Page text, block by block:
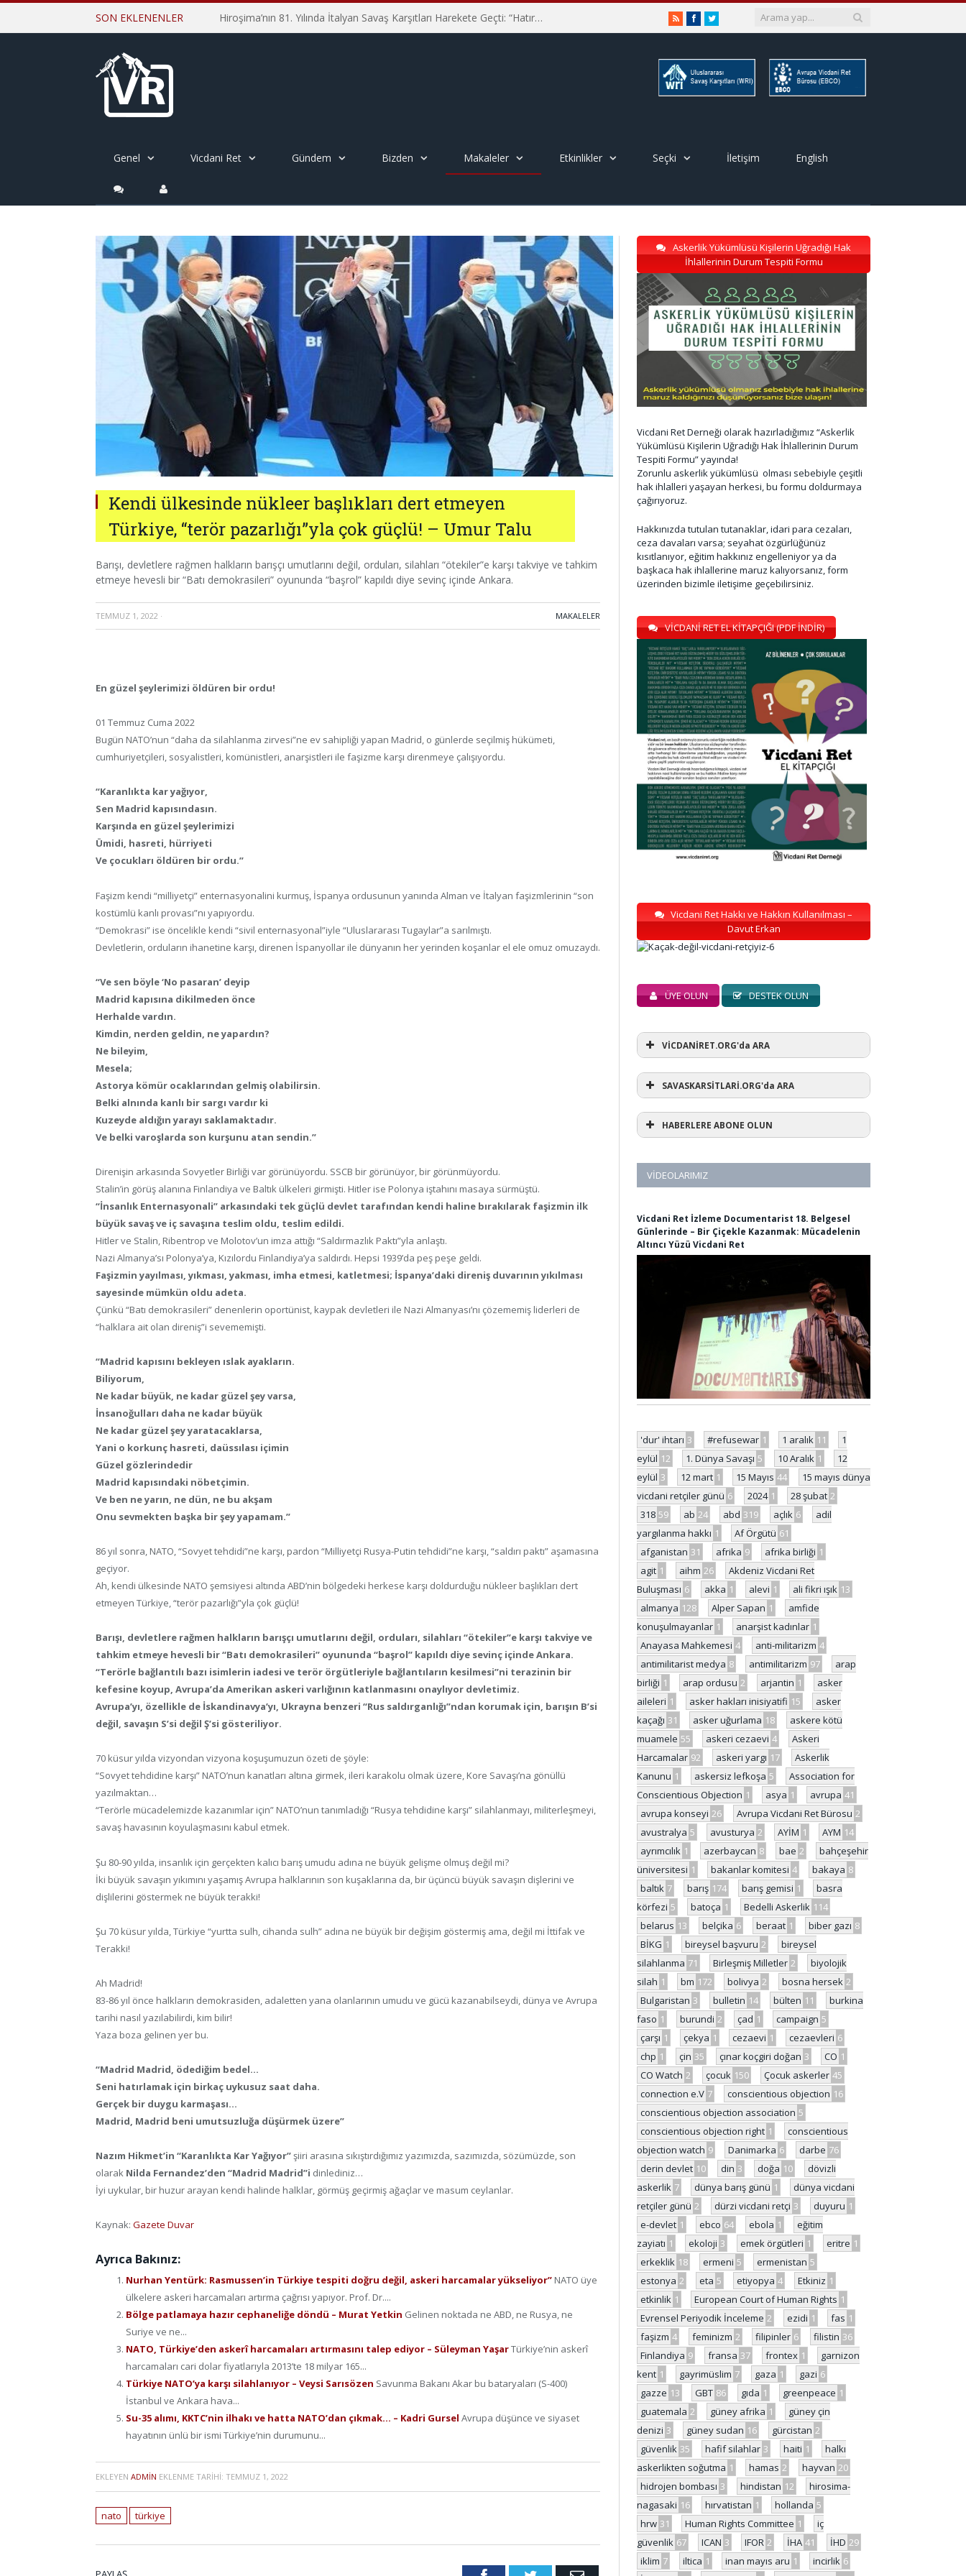
SON EKLENENLER Hiroşima’nın 81. Yılında İtalyan Savaş Karşıtları Harekete Geçti: “Hatırlamak yeterli değil” RSSFacebookTwitter
Genel Vicdani Ret Gündem Bizden Makaleler Etkinlikler Seçki İletişim English
Kendi ülkesinde nükleer başlıkları dert etmeyen
Türkiye, “terör pazarlığı”yla çok güçlü! – Umur Talu
Barışı, devletlere rağmen halkların barışçı umutlarını değil, orduları, silahları “ötekiler”e karşı takviye ve tahkim
etmeye hevesli bir “Batı demokrasileri” oyununda “başrol” kapıldı diye sevinç içinde Ankara.
TEMMUZ 1, 2022 · MAKALELER
En güzel şeylerimizi öldüren bir ordu!
01 Temmuz Cuma 2022
Bugün NATO’nun “daha da silahlanma zirvesi”ne ev sahipliği yapan Madrid, o günlerde seçilmiş hükümeti,
cumhuriyetçileri, sosyalistleri, komünistleri, anarşistleri ile faşizme karşı direnmeye çalışıyordu.
“Karanlıkta kar yağıyor,
Sen Madrid kapısındasın.
Karşında en güzel şeylerimizi
Ümidi, hasreti, hürriyeti
Ve çocukları öldüren bir ordu.”
Faşizm kendi “milliyetçi” enternasyonalini kurmuş, İspanya ordusunun yanında Alman ve İtalyan faşizmlerinin “son
kostümlü kanlı provası”nı yapıyordu.
“Demokrasi” ise öncelikle kendi “sivil enternasyonal”iyle “Uluslararası Tugaylar”a sarılmıştı.
Devletlerin, orduların ihanetine karşı, direnen İspanyollar ile dünyanın her yerinden koşanlar el ele omuz omuzaydı.
“Ve sen böyle ‘No pasaran’ deyip
Madrid kapısına dikilmeden önce
Herhalde vardın.
Kimdin, nerden geldin, ne yapardın?
Ne bileyim,
Mesela;
Astorya kömür ocaklarından gelmiş olabilirsin.
Belki alnında kanlı bir sargı vardır ki
Kuzeyde aldığın yarayı saklamaktadır.
Ve belki varoşlarda son kurşunu atan sendin.”
Direnişin arkasında Sovyetler Birliği var görünüyordu. SSCB bir görünüyor, bir görünmüyordu.
Stalin’in görüş alanına Finlandiya ve Baltık ülkeleri girmişti. Hitler ise Polonya iştahını masaya sürmüştü.
“İnsanlık Enternasyonali” arkasındaki tek güçlü devlet tarafından kendi haline bırakılarak faşizmin ilk
büyük savaş ve iç savaşına teslim oldu, teslim edildi.
Hitler ve Stalin, Ribentrop ve Molotov’un imza attığı “Saldırmazlık Paktı”yla anlaştı.
Nazi Almanya’sı Polonya’ya, Kızılordu Finlandiya’ya saldırdı. Hepsi 1939’da peş peşe geldi.
Faşizmin yayılması, yıkması, yakması, imha etmesi, katletmesi; İspanya’daki direniş duvarının yıkılması
sayesinde mümkün oldu adeta.
Çünkü “Batı demokrasileri” denenlerin oportünist, kaypak devletleri ile Nazi Almanyası’nı çözememiş liderleri de
“halklara ait olan direniş”i sevememişti.
“Madrid kapısını bekleyen ıslak ayakların.
Biliyorum,
Ne kadar büyük, ne kadar güzel şey varsa,
İnsanoğulları daha ne kadar büyük
Ne kadar güzel şey yaratacaklarsa,
Yani o korkunç hasreti, daüssılası içimin
Güzel gözlerindedir
Madrid kapısındaki nöbetçimin.
Ve ben ne yarın, ne dün, ne bu akşam
Onu sevmekten başka bir şey yapamam.”
86 yıl sonra, NATO, “Sovyet tehdidi”ne karşı, pardon “Milliyetçi Rusya-Putin tehdidi”ne karşı, “saldırı paktı” aşamasına
geçiyor.
Ah, kendi ülkesinde NATO şemsiyesi altında ABD’nin bölgedeki herkese karşı doldurduğu nükleer başlıkları dert
etmeyen Türkiye, “terör pazarlığı”yla çok güçlü!
Barışı, devletlere rağmen halkların barışçı umutlarını değil, orduları, silahları “ötekiler”e karşı takviye ve
tahkim etmeye hevesli bir “Batı demokrasileri” oyununda “başrol” kapıldı diye sevinç içinde Ankara.
“Terörle bağlantılı bazı isimlerin iadesi ve terör örgütleriyle bağlantıların kesilmesi”ni terazinin bir
kefesine koyup, Avrupa’da Amerikan askeri varlığının katlanmasını onaylıyor devletimiz.
Avrupa’yı, özellikle de İskandinavya’yı, Ukrayna benzeri “Rus saldırganlığı”ndan korumak için, barışın B’si
değil, savaşın S’si değil Ş’si gösteriliyor.
70 küsur yılda vizyondan vizyona koşuşumuzun özeti de şöyle:
“Sovyet tehdidine karşı” NATO’nun kanatları altına girmek, ileri karakolu olmak üzere, Kore Savaşı’na gönüllü
yazılmaktan…
“Terörle mücadelemizde kazanımlar için” NATO’nun tanımladığı “Rusya tehdidine karşı” silahlanmayı, militerleşmeyi,
savaş havasının koyulaşmasını kabul etmek.
Şu 80-90 yılda, insanlık için gerçekten kalıcı barış umudu adına ne büyük gelişme olmuş değil mi?
İki büyük savaşın yıkımını yaşamış Avrupa halklarının son kuşaklarına da, bir üçüncü büyük savaşın dişlerini ve
dişlilerini göstermek ne büyük terakki!
Şu 70 küsur yılda, Türkiye “yurtta sulh, cihanda sulh” adına ne büyük bir değişim göstermiş ama, değil mi İttifak ve
Terakki!
Ah Madrid!
83-86 yıl önce halkların demokrasiden, adaletten yana olanlarının umudu ve gücü kazanabilseydi, dünya ve Avrupa
tarihi nasıl yazılabilirdi, kim bilir!
Yaza boza gelinen yer bu.
“Madrid Madrid, ödediğim bedel…
Seni hatırlamak için birkaç uykusuz saat daha.
Gerçek bir duygu karmaşası…
Madrid, Madrid beni umutsuzluğa düşürmek üzere”
Nazım Hikmet’in “Karanlıkta Kar Yağıyor”şiiri arasına sıkıştırdığımız yazımızda, sazımızda, sözümüzde, son
olarak Nilda Fernandez’den “Madrid Madrid”i dinlediniz…
İyi uykular, bir huzur arayan kendi halinde halklar, görmüş geçirmiş ağaçlar ve masum ceylanlar.
Kaynak: Gazete Duvar
Ayrıca Bakınız:
Nurhan Yentürk: Rasmussen’in Türkiye tespiti doğru değil, askeri harcamalar yükseliyor” NATO üye
ülkelere askeri harcamaları artırma çağrısı yapıyor. Prof. Dr....
Bölge patlamaya hazır cephaneliğe döndü – Murat Yetkin Gelinen noktada ne ABD, ne Rusya, ne
Suriye ve ne...
NATO, Türkiye’den askerî harcamaları artırmasını talep ediyor – Süleyman YaşarTürkiye’nin askerî
harcamaları cari dolar fiyatlarıyla 2013’te 18 milyar 165...
Türkiye NATO’ya karşı silahlanıyor – Veysi Sarısözen Savunma Bakanı Akar bu bataryaları (S-400)
İstanbul ve Ankara hava...
Su-35 alımı, KKTC’nin ilhakı ve hatta NATO’dan çıkmak… – Kadri Gursel Avrupa düşünce ve siyaset
hayatının ünlü bir ismi Türkiye’nin durumunu...
EKLEYEN ADMIN EKLENME TARIHI: TEMMUZ 1, 2022
nato türkiye
Askerlik Yükümlüsü Kişilerin Uğradığı Hak
İhlallerinin Durum Tespiti Formu
Vicdani Ret Derneği olarak hazırladığımız “Askerlik
Yükümlüsü Kişilerin Uğradığı Hak İhlallerinin Durum
Tespiti Formu” yayında!
Zorunlu askerlik yükümlüsü olması sebebiyle çeşitli
hak ihlalleri yaşayan herkesi, bu formu doldurmaya
çağırıyoruz.
Hakkınızda tutulan tutanaklar, idari para cezaları,
ceza davaları varsa; seyahat özgürlüğünüz
kısıtlanıyor, eğitim hakkınız engelleniyor ya da
başkaca hak ihlallerine maruz kalıyorsanız, form
üzerinden bizimle iletişime geçebilirsiniz.
VİCDANİ RET EL KİTAPÇIĞI (PDF İNDİR)
Vicdani Ret Hakkı ve Hakkın Kullanılması –
Davut Erkan
ÜYE OLUN DESTEK OLUN
VİCDANİRET.ORG'da ARA
SAVASKARSİTLARİ.ORG'da ARA
HABERLERE ABONE OLUN
VIDEOLARIMIZ
Vicdani Ret İzleme Documentarist 18. Belgesel
Günlerinde – Bir Çiçekle Kazanmak: Mücadelenin
Altıncı Yüzü Vicdani Ret
'dur' ihtarı 3 #refusewar 1 1 aralık 11
1
eylül 12 1. Dünya Savaşı 5 10 Aralık 1
12
eylül 3 12 mart 1 15 Mayıs 44
15 mayıs dünya
vicdani retçiler günü 6 2024 1 28 şubat 2
318 59 ab 24 abd 319 açlık 6
adil
yargılanma hakkı 1 Af Örgütü 61
afganistan 31 afrika 9 afrika birliği 1
agit 1 aihm 26
Akdeniz Vicdani Ret
Buluşması 6 akka 1 alevi 1 ali fikri ışık 13
almanya 128 Alper Sapan 1
amfide
konuşulmayanlar 1 anarşist kadınlar 1
Anayasa Mahkemesi 4 anti-militarizm 4
antimilitarist medya 8 antimilitarizm 97
arap
birliği 1 arap ordusu 2 arjantin 1
asker
aileleri 1 asker hakları inisiyatifi 15
asker
kaçağı 31 asker uğurlama 18
askere kötü
muamele 55 askeri cezaevi 4
Askeri
Harcamalar 92 askeri yargı 17
Askerlik
Kanunu 1 askersiz lefkoşa 5
Association for
Conscientious Objection 1 asya 1 avrupa 41
avrupa konseyi 26 Avrupa Vicdani Ret Bürosu 2
avustralya 5 avusturya 2 AYİM 1 AYM 14
ayrımcılık 1 azerbaycan 8 bae 2
bahçeşehir
üniversitesi 1 bakanlar komitesi 4 bakaya 8
baltık 7 barış 174 barış gemisi 1
basra
körfezi 5 batoça 1 Bedelli Askerlik 114
belarus 13 belçika 6 beraat 1 biber gazı 8
BİKG 1 bireysel başvuru 2
bireysel
silahlanma 71 Birleşmiş Milletler 2
biyolojik
silah 1 bm 172 bolivya 2 bosna hersek 2
Bulgaristan 3 bulletin 14 bülten 11
burkina
faso 1 burundi 2 çad 1 campaign 5
çarşı 1 çekya 1 cezaevi 1 cezaevleri 6
chp 1 çin 35 çınar koçgiri doğan 3 CO 1
CO Watch 2 çocuk 150 Çocuk askerler 45
connection e.V 7 conscientious objection 16
conscientious objection association 5
conscientious objection right 1
conscientious
objection watch 9 Danimarka 6 darbe 76
derin devlet 10 din 3 doğa 10
dövizli
askerlik 7 dünya barış günü 1
dünya vicdani
retçiler günü 2 dürzi vicdani retçi 3 duyuru 1
e-devlet 1 ebco 64 ebola 1
eğitim
zayiatı 1 ekoloji 3 emek örgütleri 1 eritre 1
erkeklik 18 ermeni 5 ermenistan 5
estonya 2 eta 5 etiyopya 4 Etkiniz 1
etkinlik 1 European Court of Human Rights 1
Evrensel Periyodik İnceleme 2 ezidi 1 fas 1
faşizm 4 feminizm 2 filipinler 6 filistin 36
Finlandiya 9 fransa 37 frontex 1
garnizon
kent 1 gayrimüslim 7 gaza 1 gazi 6
gazze 13 GBT 86 gıda 1 greenpeace 1
guatemala 2 güney afrika 1
güney çin
denizi 3 güney sudan 16 gürcistan 2
güvenlik 35 hafif silahlar 3 haiti 1
halkı
askerlikten soğutma 1 hamas 2 hayvan 20
hidrojen bombası 3 hindistan 12
hirosima-
nagasaki 16 hırvatistan 1 hollanda 5
hrw 31 Human Rights Committee 1
iç
güvenlik 67 ICAN 3 IFOR 2 İHA 41 İHD 29
iklim 7 iltica 1 inan mayıs aru 1 incirlik 6